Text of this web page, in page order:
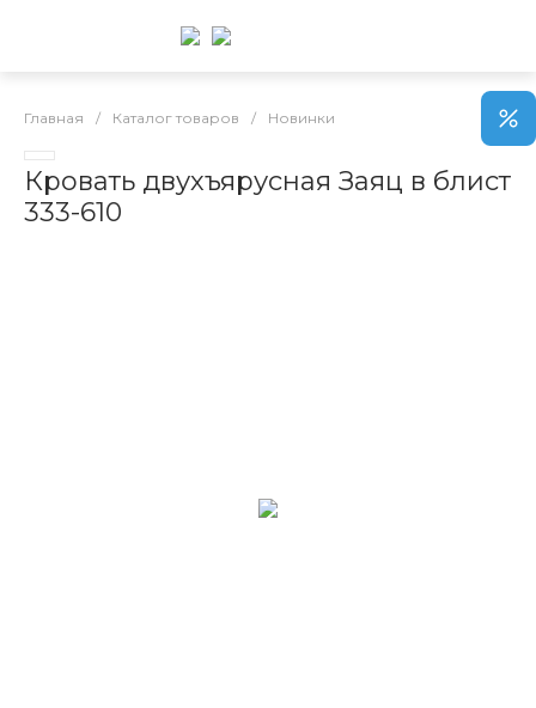
Главная / Каталог товаров / Новинки
Кровать двухъярусная Заяц в блист
333-610